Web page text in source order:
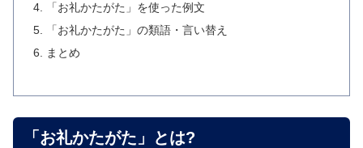
「お礼かたがた」を使った例文
「お礼かたがた」の類語・言い替え
まとめ
「お礼かたがた」とは?